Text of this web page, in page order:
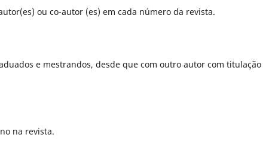
ou co-autor (es) em cada número da revista.
e mestrandos, desde que com outro autor com titulação
na revista.